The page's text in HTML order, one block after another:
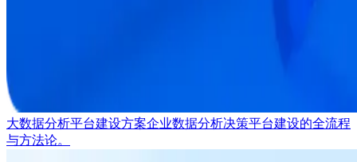
大数据分析平台建设方案企业数据分析决策平台建设的全流程
与方法论。